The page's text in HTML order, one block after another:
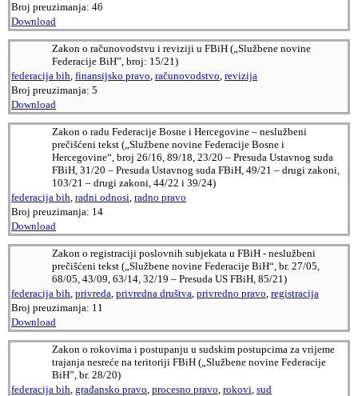
Broj preuzimanja: 46
Download
Zakon o računovodstvu i reviziji u FBiH („Službene novine
Federacije BiH”, broj: 15/21)
federacija bih, finansijsko pravo, računovodstvo, revizija
Broj preuzimanja: 5
Download
Zakon o radu Federacije Bosne i Hercegovine – neslužbeni
prečišćeni tekst („Službene novine Federacije Bosne i
Hercegovine“, broj 26/16, 89/18, 23/20 – Presuda Ustavnog suda
FBiH, 31/20 – Presuda Ustavnog suda FBiH, 49/21 – drugi zakoni,
103/21 – drugi zakoni, 44/22 i 39/24)
federacija bih, radni odnosi, radno pravo
Broj preuzimanja: 14
Download
Zakon o registraciji poslovnih subjekata u FBiH - neslužbeni
prečišćeni tekst („Službene novine Federacije BiH“, br. 27/05,
68/05, 43/09, 63/14, 32/19 – Presuda US FBiH, 85/21)
federacija bih, privreda, privredna društva, privredno pravo, registracija
Broj preuzimanja: 11
Download
Zakon o rokovima i postupanju u sudskim postupcima za vrijeme
trajanja nesreće na teritoriji FBiH („Službene novine Federacije
BiH”, br. 28/20)
federacija bih, građansko pravo, procesno pravo, rokovi, sud